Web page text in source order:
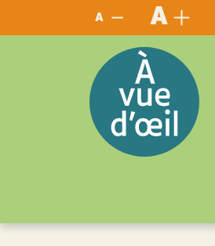
A A
Panneau de gestion des cookies